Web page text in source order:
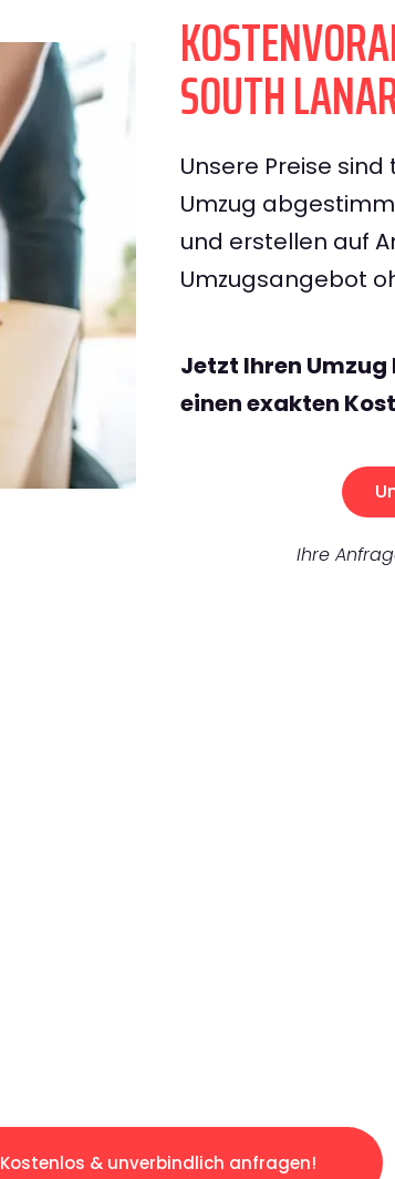
SOUTH
Unsere Preise
Umzug
und erstellen auf
Umzugsangebot
Jetzt Ihren
einen exakten
Ihre
Kostenlos & unverbindlich anfragen!